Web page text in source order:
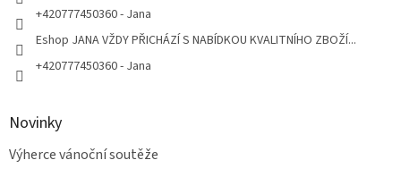
+420777450360 - Jana
Eshop JANA VŽDY PŘICHÁZÍ S NABÍDKOU KVALITNÍHO ZBOŽÍ...
+420777450360 - Jana
Novinky
Výherce vánoční soutěže